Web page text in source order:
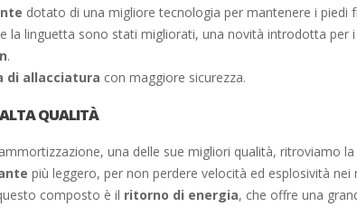
dotato di una migliore tecnologia per mantenere i piedi
e la linguetta sono stati migliorati, una novità introdotta per
.
di allacciatura con maggiore sicurezza.
QUALITÀ
una delle sue migliori qualità, ritroviamo
più leggero, per non perdere velocità ed esplosività
composto è il ritorno di energia, che offre una